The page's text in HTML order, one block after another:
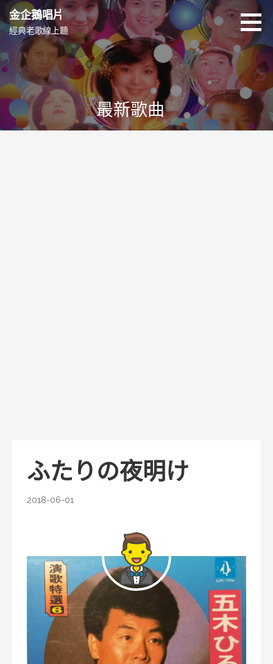
至
主
要
內
金企鵝唱片
經典老歌線上聽
最新歌曲
ふたりの夜明け
2018-06-01